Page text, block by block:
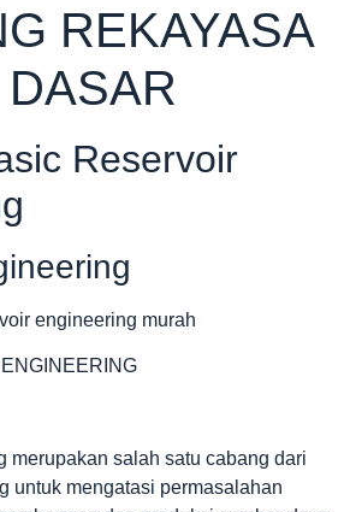
REKAYASA
Reservoir
merupakan salah satu cabang dari
untuk mengatasi permasalahan